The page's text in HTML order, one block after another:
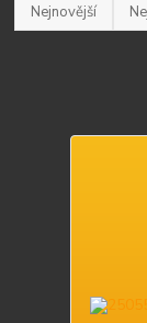
Nejnovější